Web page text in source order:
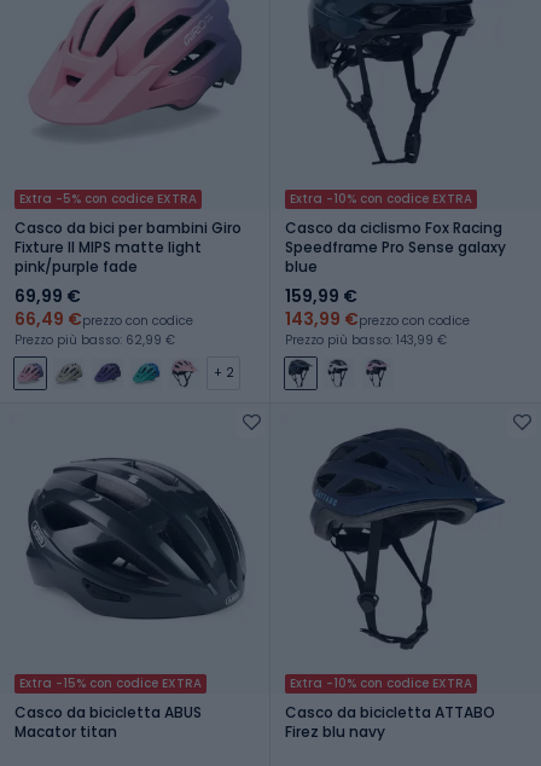
Extra -5% con codice EXTRA
Casco da bici per bambini Giro
Fixture II MIPS matte light
pink/purple fade
69,99 €
66,49 €prezzo con codice
Prezzo più basso: 62,99 €
+ 2
Extra -10% con codice EXTRA
Casco da ciclismo Fox Racing
Speedframe Pro Sense galaxy
blue
159,99 €
143,99 €prezzo con codice
Prezzo più basso: 143,99 €
Extra -15% con codice EXTRA
Casco da bicicletta ABUS
Macator titan
Extra -10% con codice EXTRA
Casco da bicicletta ATTABO
Firez blu navy